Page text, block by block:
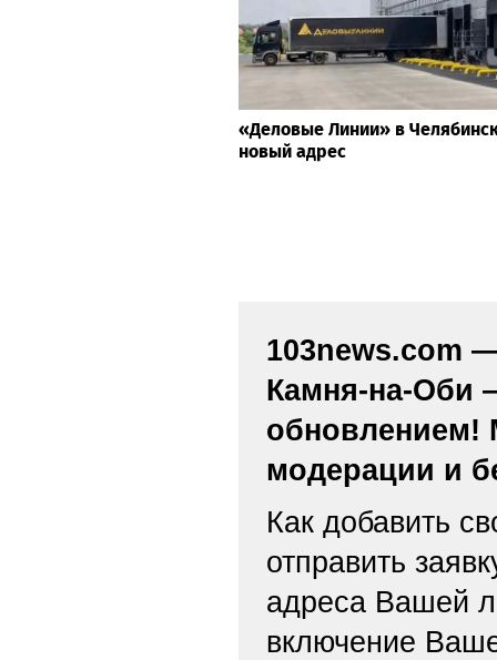
«Деловые Линии» в
новый адрес
103news.com
Камня-на-Оби
обновлением!
модерации и
Как добавить
отправить
адреса Вашей
включение